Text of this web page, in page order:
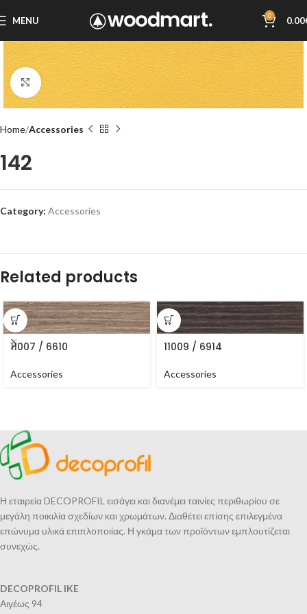
MENU 0 0.00
Click to enlarge
Home Accessories
142
Category: Accessories
Related products
11007 / 6610
Accessories
11009 / 6914
Accessories
Η εταιρεία DECOPROFIL εισάγει και διανέμει ταινίες περιθωρίου σε
μεγάλη ποικιλία σχεδίων και χρωμάτων. Διαθέτει επίσης επιλεγμένα
επώνυμα υλικά επιπλοποιίας. Η γκάμα των προϊόντων εμπλουτίζεται
συνεχώς.
DECOPROFIL IKE
Αιγέως 94